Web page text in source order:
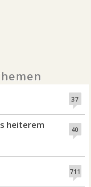
37
40
heiterem
711